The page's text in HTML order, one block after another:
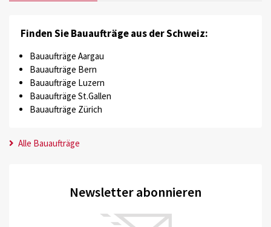
Finden Sie Bauaufträge aus der Schweiz:
Bauaufträge Aargau
Bauaufträge Bern
Bauaufträge Luzern
Bauaufträge St.Gallen
Bauaufträge Zürich
Alle Bauaufträge
Newsletter abonnieren